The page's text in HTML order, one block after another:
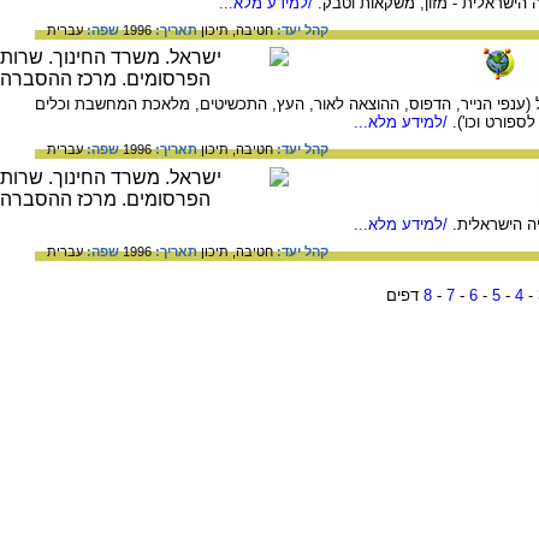
קהל יעד:חטיבה,תיכוןתאריך:1996 שפה:עברית
(ענפי הנייר, הדפוס, ההוצאה לאור, העץ, התכשיטים, מלאכת המחשבת וכלים
וכו'). /למידע מלא...
קהל יעד:חטיבה,תיכוןתאריך:1996 שפה:עברית
הישראלית. /למידע מלא...
קהל יעד:חטיבה,תיכוןתאריך:1996 שפה:עברית
-
4
-
5
-
6
-
7
-
8 דפים